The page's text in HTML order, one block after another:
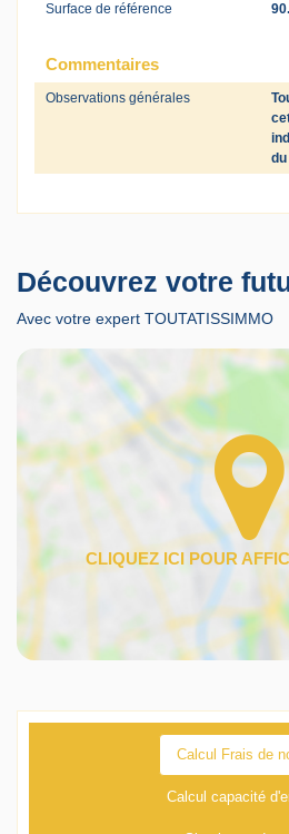
Surface de référence
Commentaires
Observations générales
Découvrez votre
Avec votre expert TOUTATISSIMMO
Calcul Frais de
Calcul capacité